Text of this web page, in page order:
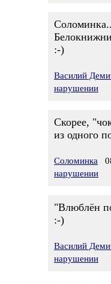
:-)
Василий
нарушении
Скорее,
из одного
Соломинка
нарушении
"Влюблён
:-)
Василий
нарушении